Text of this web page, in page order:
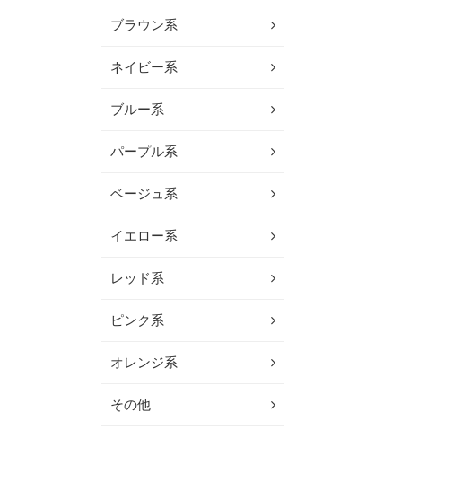
ブラウン系
ネイビー系
ブルー系
パープル系
ベージュ系
イエロー系
レッド系
ピンク系
オレンジ系
その他